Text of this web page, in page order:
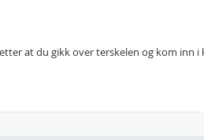
at du gikk over terskelen og kom inn i